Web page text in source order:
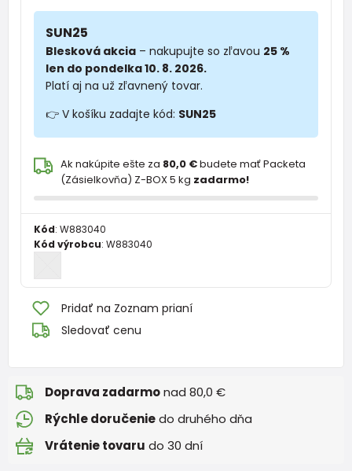
SUN25
Blesková akcia – nakupujte so zľavou 25 %
len do pondelka 10. 8. 2026.
Platí aj na už zľavnený tovar.
👉 V košíku zadajte kód: SUN25
Ak nakúpite ešte za 80,0 €budete mať Packeta
(Zásielkovňa) Z-BOX 5 kg zadarmo!
Kód: W883040
Kód výrobcu: W883040
Pridať na Zoznam prianí
Sledovať cenu
Doprava zadarmonad 80,0 €
Rýchle doručeniedo druhého dňa
Vrátenie tovaru do 30 dní